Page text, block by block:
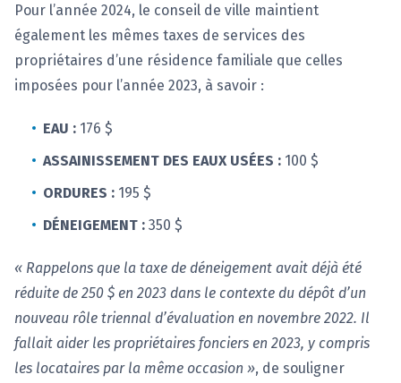
Pour l’année 2024, le conseil de ville maintient
également les mêmes taxes de services des
propriétaires d’une résidence familiale que celles
imposées pour l’année 2023, à savoir :
EAU : 176 $
ASSAINISSEMENT DES EAUX USÉES : 100 $
ORDURES : 195 $
DÉNEIGEMENT : 350 $
« Rappelons que la taxe de déneigement avait déjà été
réduite de 250 $ en 2023 dans le contexte du dépôt d’un
nouveau rôle triennal d’évaluation en novembre 2022. Il
fallait aider les propriétaires fonciers en 2023, y compris
les locataires par la même occasion », de souligner